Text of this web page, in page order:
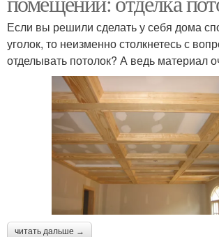
Если вы решили сделать у себя дома
уголок, то неизменно столкнетесь с
отделывать потолок? А ведь материал
читать дальше →